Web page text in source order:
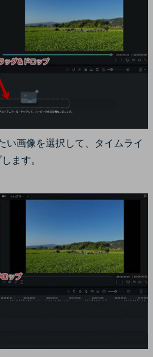
い画像を選択して、タイムライ
ます。